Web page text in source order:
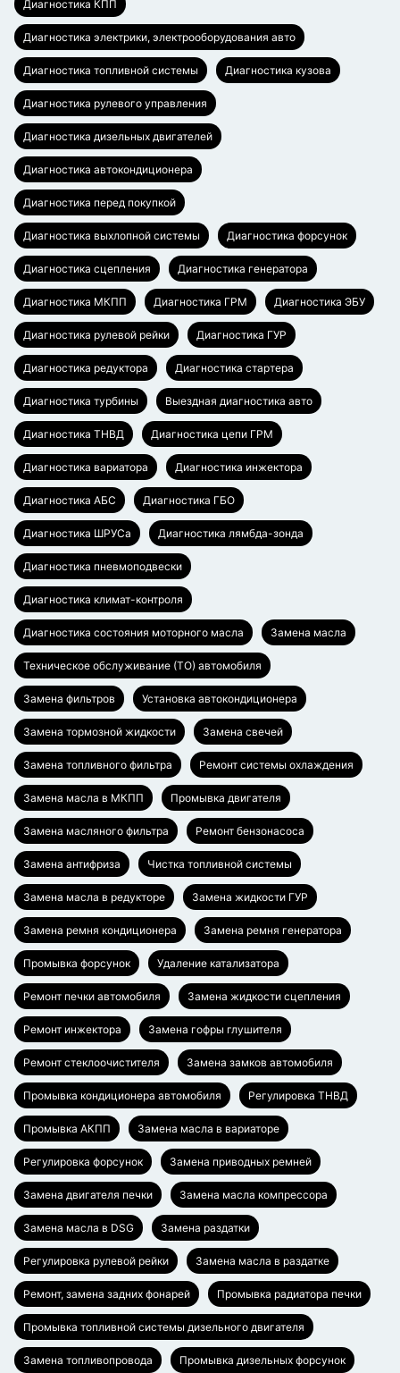
Диагностика КПП
Диагностика электрики, электрооборудования авто
Диагностика топливной системы Диагностика кузова
Диагностика рулевого управления
Диагностика дизельных двигателей
Диагностика автокондиционера
Диагностика перед покупкой
Диагностика выхлопной системы Диагностика форсунок
Диагностика сцепления Диагностика генератора
Диагностика МКПП Диагностика ГРМ Диагностика ЭБУ
Диагностика рулевой рейки Диагностика ГУР
Диагностика редуктора Диагностика стартера
Диагностика турбины Выездная диагностика авто
Диагностика ТНВД Диагностика цепи ГРМ
Диагностика вариатора Диагностика инжектора
Диагностика АБС Диагностика ГБО
Диагностика ШРУСа Диагностика лямбда-зонда
Диагностика пневмоподвески
Диагностика климат-контроля
Диагностика состояния моторного масла Замена масла
Техническое обслуживание (ТО) автомобиля
Замена фильтров Установка автокондиционера
Замена тормозной жидкости Замена свечей
Замена топливного фильтра Ремонт системы охлаждения
Замена масла в МКПП Промывка двигателя
Замена масляного фильтра Ремонт бензонасоса
Замена антифриза Чистка топливной системы
Замена масла в редукторе Замена жидкости ГУР
Замена ремня кондиционера Замена ремня генератора
Промывка форсунок Удаление катализатора
Ремонт печки автомобиля Замена жидкости сцепления
Ремонт инжектора Замена гофры глушителя
Ремонт стеклоочистителя Замена замков автомобиля
Промывка кондиционера автомобиля Регулировка ТНВД
Промывка АКПП Замена масла в вариаторе
Регулировка форсунок Замена приводных ремней
Замена двигателя печки Замена масла компрессора
Замена масла в DSG Замена раздатки
Регулировка рулевой рейки Замена масла в раздатке
Ремонт, замена задних фонарей Промывка радиатора печки
Промывка топливной системы дизельного двигателя
Замена топливопровода Промывка дизельных форсунок